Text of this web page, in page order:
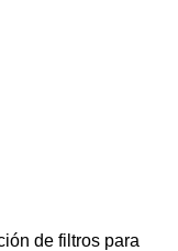
de filtros para